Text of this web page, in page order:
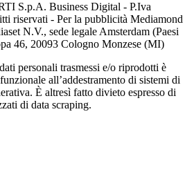
S.p.A. Business Digital - P.Iva
riservati - Per la pubblicità Mediamond
N.V., sede legale Amsterdam (Paesi
46, 20093 Cologno Monzese (MI)
personali trasmessi e/o riprodotti è
all’addestramento di sistemi di
È altresì fatto divieto espresso di
di data scraping.